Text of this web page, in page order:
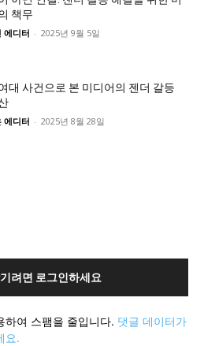
책무
에디터 - 2025년 9월 5일
대 사건으로 본 미디어의 젠더 갈등
에디터 - 2025년 8월 28일
려면 로그인하세요
하여 스팸을 줄입니다. 댓글 데이터가
요.